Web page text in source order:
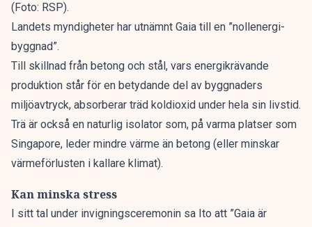
(Foto: RSP).
Landets myndigheter har utnämnt Gaia till en ”nollenergi-
byggnad”.
Till skillnad från betong och stål, vars energikrävande
produktion står för en betydande del av byggnaders
miljöavtryck, absorberar träd koldioxid under hela sin livstid.
Trä är också en naturlig isolator som, på varma platser som
Singapore, leder mindre värme än betong (eller minskar
värmeförlusten i kallare klimat).
Kan minska stress
I sitt tal under invigningsceremonin sa Ito att ”Gaia är